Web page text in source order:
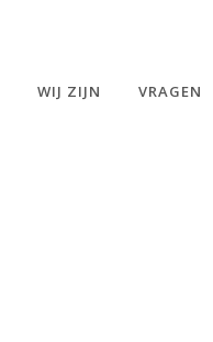
WIJ ZIJN VRAGEN